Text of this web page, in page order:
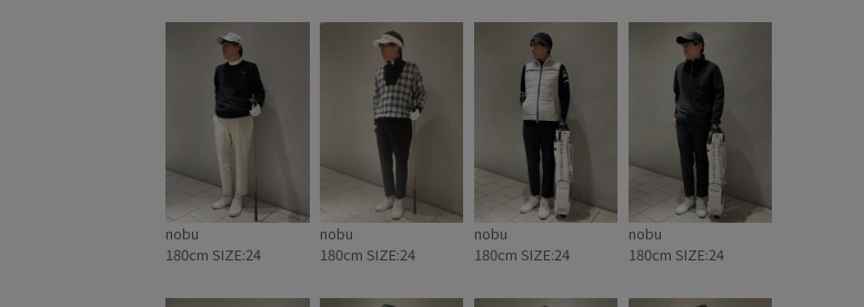
nobu
180cm SIZE:24
nobu
180cm SIZE:24
nobu
180cm SIZE:24
nobu
180cm SIZE:24